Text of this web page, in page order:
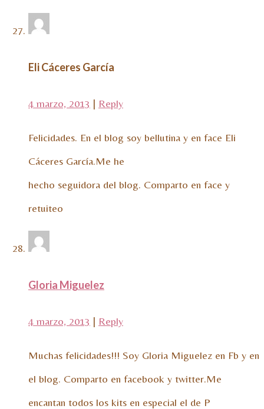
Eli Cáceres García
4 marzo, 2013 | Reply
Felicidades. En el blog soy bellutina y en face Eli
Cáceres García.Me he
hecho seguidora del blog. Comparto en face y
retuiteo
Gloria Miguelez
4 marzo, 2013 | Reply
Muchas felicidades!!! Soy Gloria Miguelez en Fb y en
el blog. Comparto en facebook y twitter.Me
encantan todos los kits en especial el de P